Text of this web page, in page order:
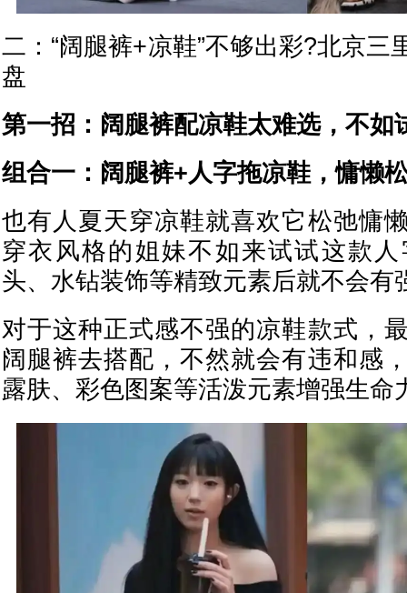
二：“阔腿裤+凉鞋”不够出彩?北京三
盘
第一招：阔腿裤配凉鞋太难选，不如
组合一：阔腿裤+人字拖凉鞋，慵懒
也有人夏天穿凉鞋就喜欢它松弛慵
穿衣风格的姐妹不如来试试这款
头、水钻装饰等精致元素后就不会有
对于这种正式感不强的凉鞋款式，
阔腿裤去搭配，不然就会有违和感
露肤、彩色图案等活泼元素增强生命